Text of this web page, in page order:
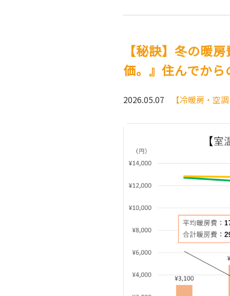
【秘訣】冬の暖
価。』住んでか
2026.05.07 【冷暖房・空